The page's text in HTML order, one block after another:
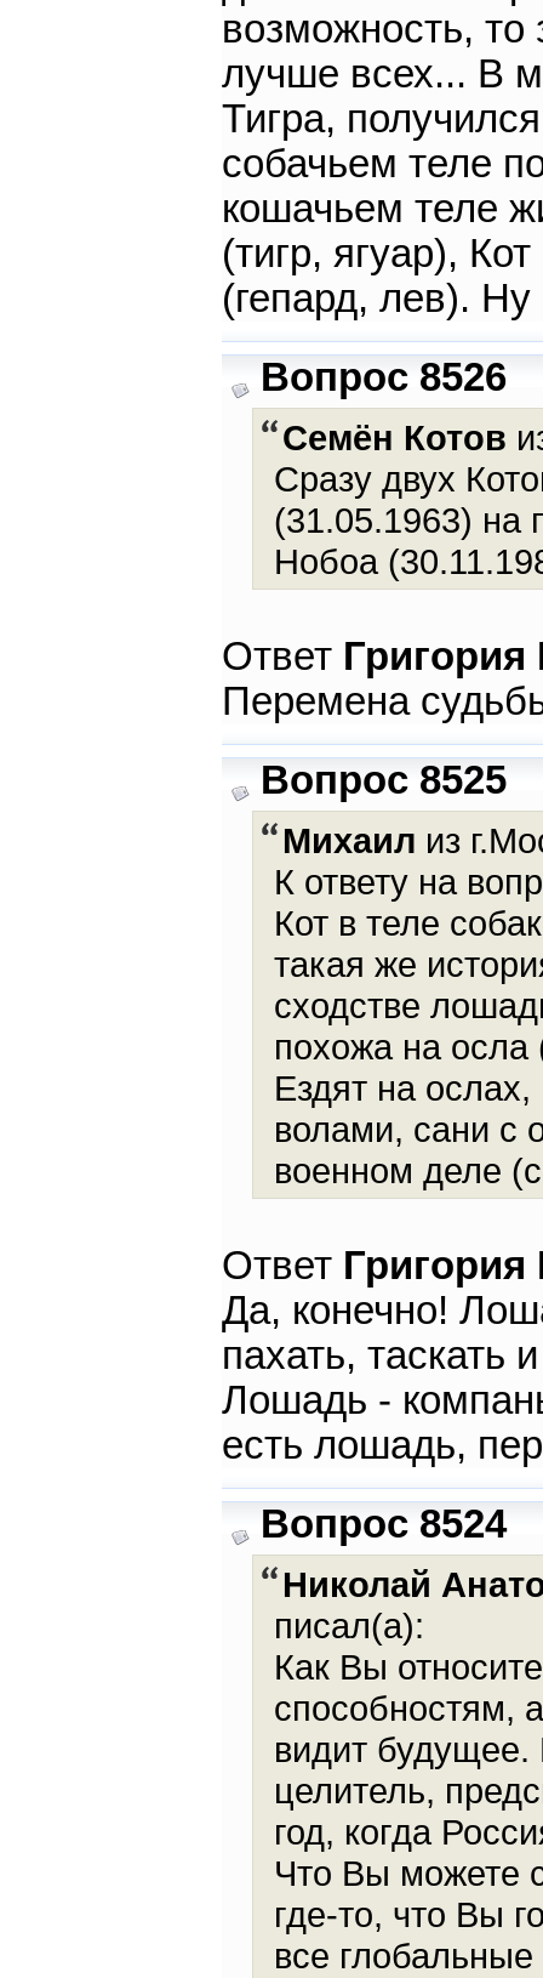
возможность,
лучше всех... В
Тигра,
собачьем теле
кошачьем теле
(тигр, ягуар),
(гепард, лев). Ну
Вопрос 8526
Семён Котов
Сразу двух
(31.05.1963) на
Нобоа
Ответ
Перемена
Вопрос 8525
Михаил из
К ответу на
Кот в теле
такая же
сходстве
похожа на
Ездят на
волами, сани с
военном деле
Ответ
Да, конечно!
пахать, таскать
Лошадь -
есть лошадь,
Вопрос 8524
Николай
писал(а):
Как Вы
способностям,
видит будущее.
целитель,
год, когда
Что Вы можете
где-то, что Вы
все